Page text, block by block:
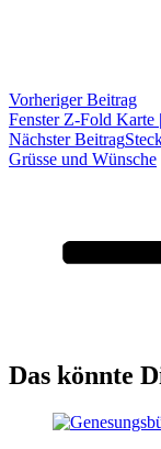
Vorheriger Beitrag
Fenster Z-Fold
Nächster Beitrag
Grüsse und Wünsche
Das könnte